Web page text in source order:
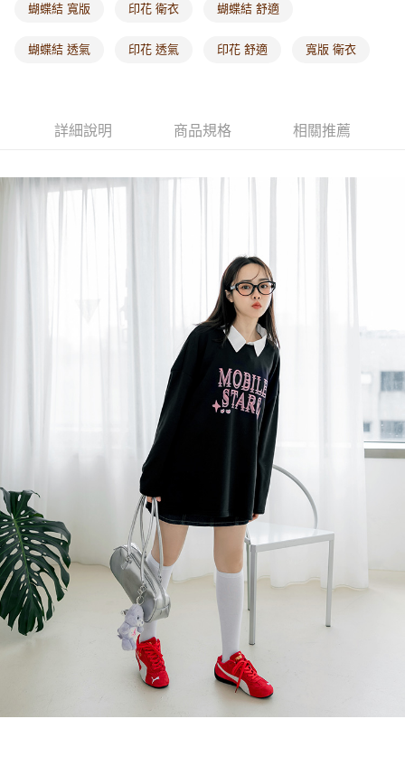
蝴蝶結 寬版 印花 衛衣 蝴蝶結 舒適
蝴蝶結 透氣 印花 透氣 印花 舒適 寬版 衛衣
詳細說明 商品規格 相關推薦